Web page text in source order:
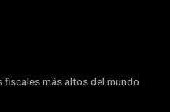
más altos del mundo